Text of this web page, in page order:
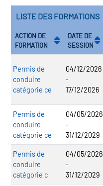
LISTE DES FORMATIONS
ACTION DE
FORMATION
DATE DE
SESSION
Permis de
conduire
catégorie ce
04/12/2026
-
17/12/2026
Permis de
conduire
catégorie ce
04/05/2026
-
31/12/2029
Permis de
conduire
catégorie c
04/05/2026
-
31/12/2029